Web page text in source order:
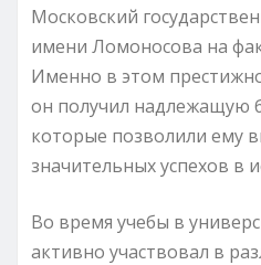
Московский
имени Ломоносова на
Именно в этом
он получил надлежащую
которые позволили ему
значительных успехов в
Во время учебы в
активно участвовал в